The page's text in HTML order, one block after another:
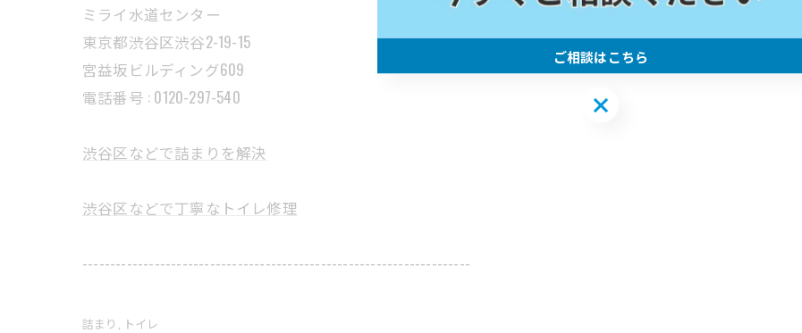
ミライ水道センター
東京都渋谷区渋谷2-19-15
宮益坂ビルディング609
電話番号 : 0120-297-540
渋谷区などで詰まりを解決
渋谷区などで丁寧なトイレ修理
----------------------------------------------------------------------
詰まり トイレ
ご相談はこちら
ご相談はこちら